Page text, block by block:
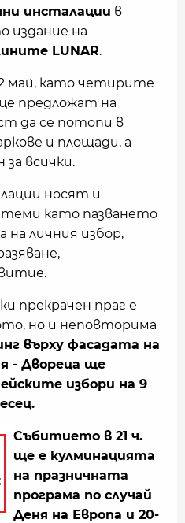
инсталации в
издание на
LUNAR.
май, като четирите
предложат на
да се потопи в
и площади, а
всички.
носят и
теми като пазването
на личния избор,
прекрачен праг е
но и неповторима
върху фасадата на
- Двореца ще
избори на 9
Събитието в 21 ч.
ще е кулминацията
на празничната
програма по случай
Деня на Европа и 20-